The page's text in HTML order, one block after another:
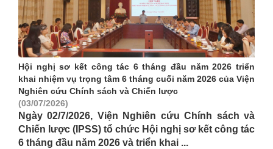
Hội nghị sơ kết công tác 6 tháng đầu năm 2026 triển
khai nhiệm vụ trọng tâm 6 tháng cuối năm 2026 của Viện
Nghiên cứu Chính sách và Chiến lược
(03/07/2026)
Ngày 02/7/2026, Viện Nghiên cứu Chính sách và
Chiến lược (IPSS) tổ chức Hội nghị sơ kết công tác
6 tháng đầu năm 2026 và triển khai ...